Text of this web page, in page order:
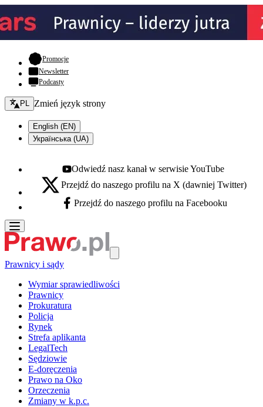
Promocje- otwiera się w nowej karcie
Newsletter
Podcasty
Zmień język - bieżący:
PL Zmień język strony
English (EN)
Українська (UA)
Youtube - otwiera się w nowej karcie
Odwiedź nasz kanał w serwisie YouTube
X - otwiera się w nowej karcie
Przejdź do naszego profilu na X (dawniej Twitter)
Facebook - otwiera się w nowej karcie
Przejdź do naszego profilu na Facebooku
Prawnicy i sądy
Wymiar sprawiedliwości
Prawnicy
Prokuratura
Policja
Rynek
Strefa aplikanta
LegalTech
Sędziowie
E-doręczenia
Prawo na Oko
Orzeczenia
Zmiany w k.p.c.